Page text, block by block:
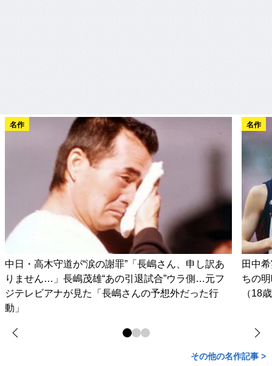
名作
中日・高木守道が“涙の謝罪”「長嶋さん、申し訳あ
りません…」長嶋茂雄“あの引退試合”ウラ側…元フ
ジテレビアナが見た「長嶋さんの予想外だった行
動」
名作
田中
ちの
（18
その他の名作記事 >